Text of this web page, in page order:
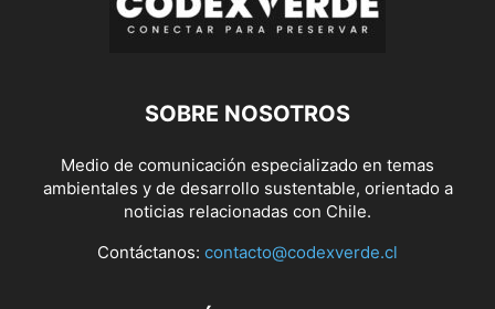
SOBRE NOSOTROS
Medio de comunicación especializado en temas
ambientales y de desarrollo sustentable, orientado a
noticias relacionadas con Chile.
Contáctanos: contacto@codexverde.cl